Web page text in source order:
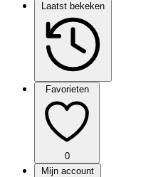
Laatst bekeken
Favorieten
0
Mijn account